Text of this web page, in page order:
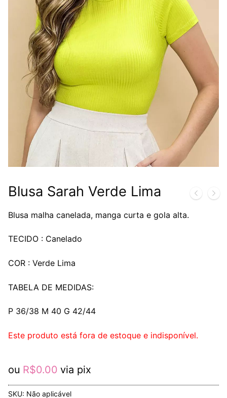
Blusa Sarah Verde Lima
Blusa malha canelada, manga curta e gola alta.
TECIDO : Canelado
COR : Verde Lima
TABELA DE MEDIDAS:
P 36/38 M 40 G 42/44
Este produto está fora de estoque e indisponível.
ou R$0.00 via pix
SKU: Não aplicável